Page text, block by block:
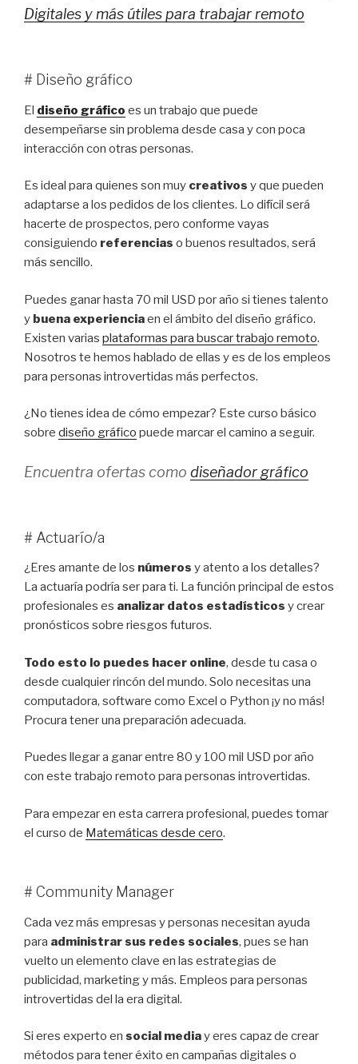
Digitales y más útiles para trabajar remoto
# Diseño gráfico
El diseño gráfico es un trabajo que puede
desempeñarse sin problema desde casa y con poca
interacción con otras personas.
Es ideal para quienes son muy creativos y que pueden
adaptarse a los pedidos de los clientes. Lo difícil será
hacerte de prospectos, pero conforme vayas
consiguiendo referencias o buenos resultados, será
más sencillo.
Puedes ganar hasta 70 mil USD por año si tienes talento
y buena experienciaen el ámbito del diseño gráfico.
Existen varias plataformas para buscar trabajo remoto.
Nosotros te hemos hablado de ellas y es de los empleos
para personas introvertidas más perfectos.
¿No tienes idea de cómo empezar? Este curso básico
sobre diseño gráfico puede marcar el camino a seguir.
Encuentra ofertas como diseñador gráfico
# Actuarío/a
¿Eres amante de los números y atento a los detalles?
La actuaría podría ser para ti. La función principal de estos
profesionales es analizar datos estadísticos y crear
pronósticos sobre riesgos futuros.
Todo esto lo puedes hacer online, desde tu casa o
desde cualquier rincón del mundo. Solo necesitas una
computadora, software como Excel o Python ¡y no más!
Procura tener una preparación adecuada.
Puedes llegar a ganar entre 80 y 100 mil USD por año
con este trabajo remoto para personas introvertidas.
Para empezar en esta carrera profesional, puedes tomar
el curso de Matemáticas desde cero.
# Community Manager
Cada vez más empresas y personas necesitan ayuda
para administrar sus redes sociales, pues se han
vuelto un elemento clave en las estrategias de
publicidad, marketing y más. Empleos para personas
introvertidas del la era digital.
Si eres experto en social mediay eres capaz de crear
métodos para tener éxito en campañas digitales o